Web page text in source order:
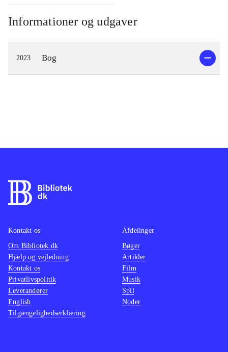
Informationer og udgaver
2023 Bog
Kontakt os
Om Bibliotek.dk
Hjælp og vejledning
Kontakt os
Privatlivspolitik
Leverandører
English
Tilgængelighedserklæring
Afdelinger
Bøger
Artikler
Film
Musik
Spil
Noder